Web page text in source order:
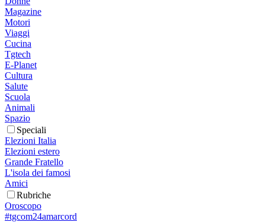
Magazine
Motori
Viaggi
Cucina
Tgtech
E-Planet
Cultura
Salute
Scuola
Animali
Spazio
Speciali
Elezioni Italia
Elezioni estero
Grande Fratello
L'isola dei famosi
Amici
Rubriche
Oroscopo
#tgcom24amarcord